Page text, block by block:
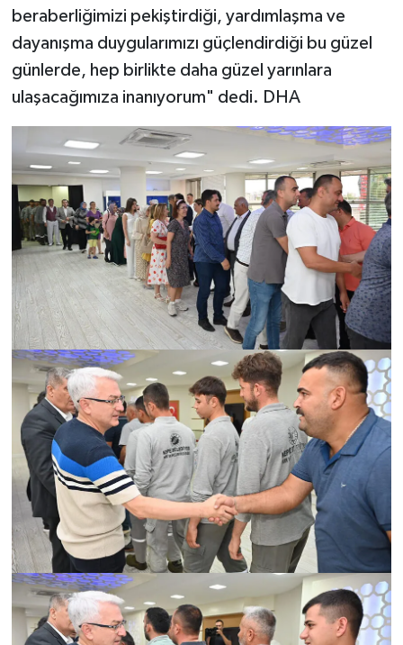
beraberliğimizi pekiştirdiği, yardımlaşma ve
dayanışma duygularımızı güçlendirdiği bu güzel
günlerde, hep birlikte daha güzel yarınlara
ulaşacağımıza inanıyorum" dedi. DHA